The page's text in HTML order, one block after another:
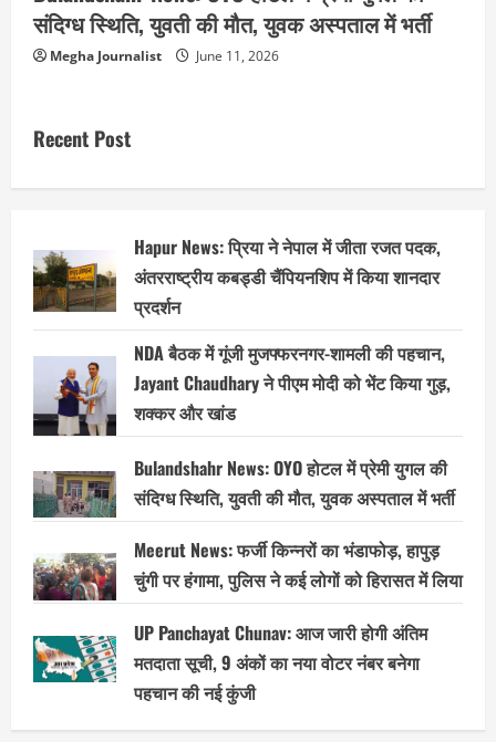
संदिग्ध स्थिति, युवती की मौत, युवक अस्पताल में भर्ती
Megha Journalist June 11, 2026
Recent Post
Hapur News: प्रिया ने नेपाल में जीता रजत पदक,
अंतरराष्ट्रीय कबड्डी चैंपियनशिप में किया शानदार
प्रदर्शन
NDA बैठक में गूंजी मुजफ्फरनगर-शामली की पहचान,
Jayant Chaudhary ने पीएम मोदी को भेंट किया गुड़,
शक्कर और खांड
Bulandshahr News: OYO होटल में प्रेमी युगल की
संदिग्ध स्थिति, युवती की मौत, युवक अस्पताल में भर्ती
Meerut News: फर्जी किन्नरों का भंडाफोड़, हापुड़
चुंगी पर हंगामा, पुलिस ने कई लोगों को हिरासत में लिया
UP Panchayat Chunav: आज जारी होगी अंतिम
मतदाता सूची, 9 अंकों का नया वोटर नंबर बनेगा
पहचान की नई कुंजी